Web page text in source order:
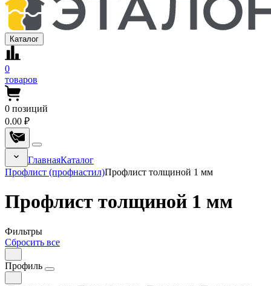
Каталог
0
товаров
0 позиций
0.00 ₽
ГлавнаяКаталог
Профлист (профнастил)Профлист толщиной 1 мм
Профлист толщиной 1 мм
Фильтры
Сбросить все
Профиль